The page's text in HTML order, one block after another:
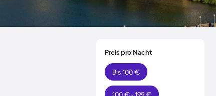
Preis pro Nacht
Bis 100 €
100 € - 199 €